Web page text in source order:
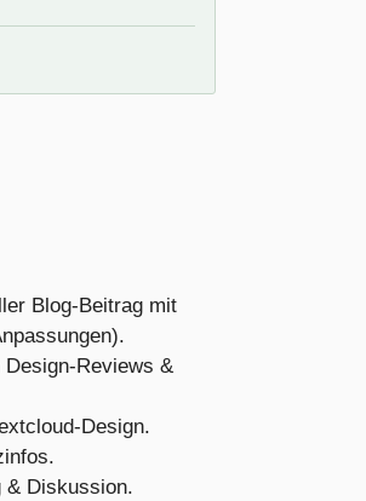
Blog-Beitrag mit
Reviews &
Design.
& Diskussion.